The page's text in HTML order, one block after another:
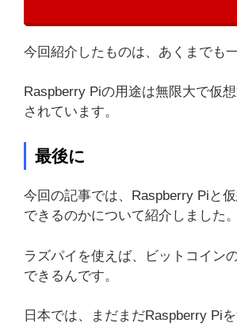
今回紹介したものは、あくまでも一
Raspberry Piの用途は無限大で仮
されています。
最後に
今回の記事では、Raspberry Piと
できるのかについて紹介しました。
ラズパイを使えば、ビットコイン
できるんです。
日本では、まだまだRaspberry Pi